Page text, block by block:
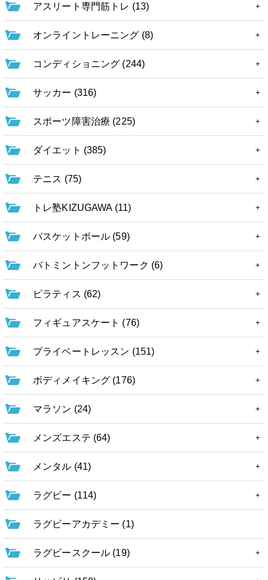
アスリート専門筋トレ (13)
オンライントレーニング (8)
コンディショニング (244)
サッカー (316)
スポーツ障害治療 (225)
ダイエット (385)
テニス (75)
トレ塾KIZUGAWA (11)
バスケットボール (59)
バトミントンフットワーク (6)
ピラティス (62)
フィギュアスケート (76)
プライベートレッスン (151)
ボディメイキング (176)
マラソン (24)
メンズエステ (64)
メンタル (41)
ラグビー (114)
ラグビーアカデミー (1)
ラグビースクール (19)